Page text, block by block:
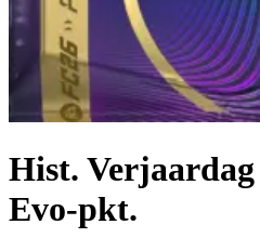
Hist. Verjaardag
Evo-pkt.